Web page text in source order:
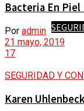
Bacteria En Piel
Por admin
21 mayo, 2019
17
SEGURIDAD Y
Karen